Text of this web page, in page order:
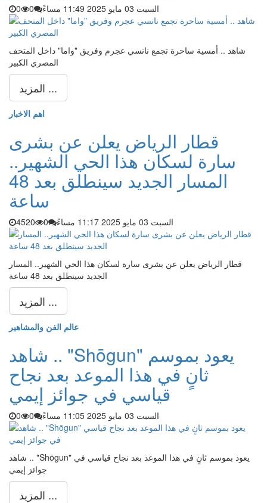
السبت 03 مايو 2025 11:49 مساءً 0
0
شاهد .. أمسية ساحرة تجمع نانسي عجرم وفريق "واما" داخل المتحف
المصري الكبير
المزيد ...
اهم الاخبار
قطار الرياض يعلن عن بشرى
سارة لسكان هذا الحي الشهير..
المسار الجديد سينطلق بعد 48
ساعة
السبت 03 مايو 2025 11:17 مساءً 0
4520
قطار الرياض يعلن عن بشرى سارة لسكان هذا الحي الشهير.. المسار
الجديد سينطلق بعد 48 ساعة
المزيد ...
عالم الفن والمشاهير
شاهد .. "Shōgun" يعود بموسم
ثانٍ في هذا الموعد بعد نجاح
قياسي في جوائز إيمي
السبت 03 مايو 2025 11:05 مساءً 0
0
شاهد .. "Shōgun" يعود بموسم ثانٍ في هذا الموعد بعد نجاح قياسي في
جوائز إيمي
المزيد ...